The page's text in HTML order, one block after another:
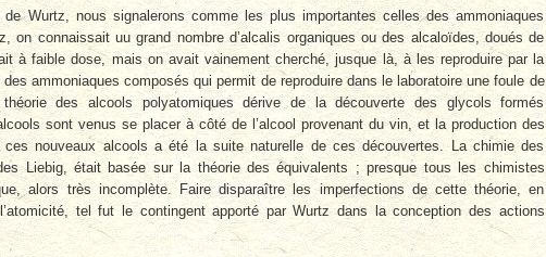
Wurtz, nous signalerons comme les plus importantes celles des ammoniaques
on connaissait uu grand nombre d’alcalis organiques ou des alcaloïdes, doués de
à faible dose, mais on avait vainement cherché, jusque là, à les reproduire par la
ammoniaques composés qui permit de reproduire dans le laboratoire une foule de
des alcools polyatomiques dérive de la découverte des glycols formés
sont venus se placer à côté de l’alcool provenant du vin, et la production des
nouveaux alcools a été la suite naturelle de ces découvertes. La chimie des
Liebig, était basée sur la théorie des équivalents ; presque tous les chimistes
alors très incomplète. Faire disparaître les imperfections de cette théorie, en
tel fut le contingent apporté par Wurtz dans la conception des actions